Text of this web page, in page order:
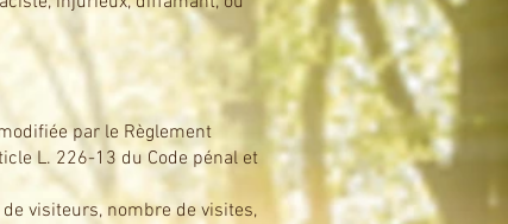
par le Règlement
L. 226-13 du Code pénal et
visiteurs, nombre de visites,